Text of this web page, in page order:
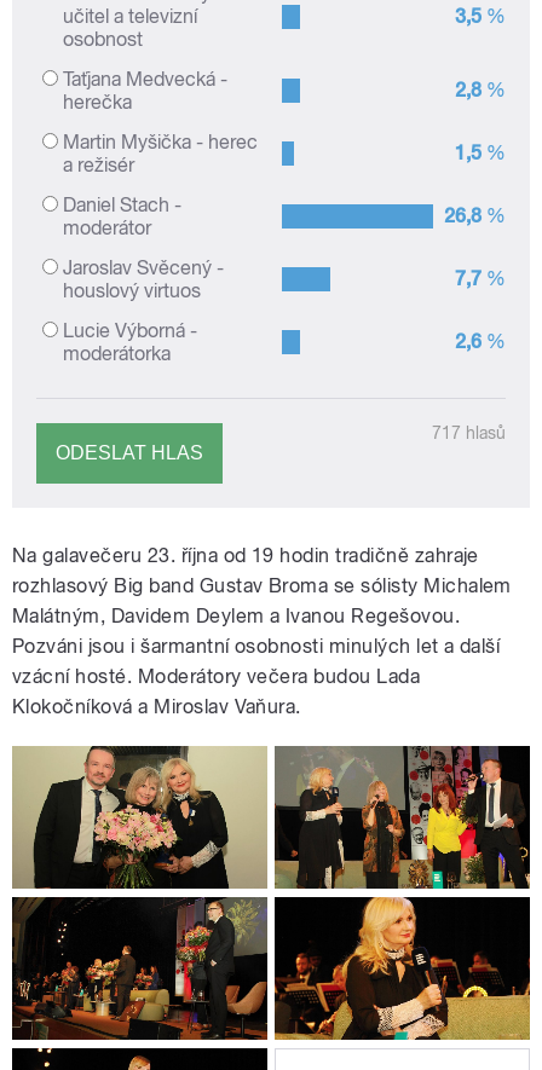
Na galavečeru 23. října od 19 hodin tradičně zahraje
rozhlasový Big band Gustav Broma se sólisty Michalem
Malátným, Davidem Deylem a Ivanou Regešovou.
Pozváni jsou i šarmantní osobnosti minulých let a další
vzácní hosté. Moderátory večera budou Lada
Klokočníková a Miroslav Vaňura.